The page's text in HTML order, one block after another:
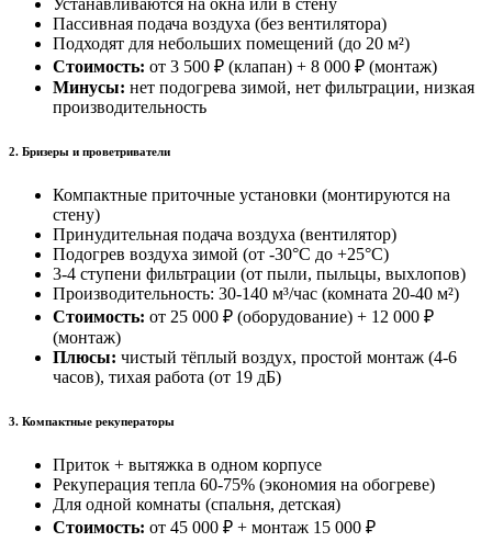
Устанавливаются на окна или в стену
Пассивная подача воздуха (без вентилятора)
Подходят для небольших помещений (до 20 м²)
Стоимость: от 3 500 ₽ (клапан) + 8 000 ₽ (монтаж)
Минусы: нет подогрева зимой, нет фильтрации, низкая
производительность
2. Бризеры и проветриватели
Компактные приточные установки (монтируются на
стену)
Принудительная подача воздуха (вентилятор)
Подогрев воздуха зимой (от -30°C до +25°C)
3-4 ступени фильтрации (от пыли, пыльцы, выхлопов)
Производительность: 30-140 м³/час (комната 20-40 м²)
Стоимость: от 25 000 ₽ (оборудование) + 12 000 ₽
(монтаж)
Плюсы: чистый тёплый воздух, простой монтаж (4-6
часов), тихая работа (от 19 дБ)
3. Компактные рекуператоры
Приток + вытяжка в одном корпусе
Рекуперация тепла 60-75% (экономия на обогреве)
Для одной комнаты (спальня, детская)
Стоимость: от 45 000 ₽ + монтаж 15 000 ₽